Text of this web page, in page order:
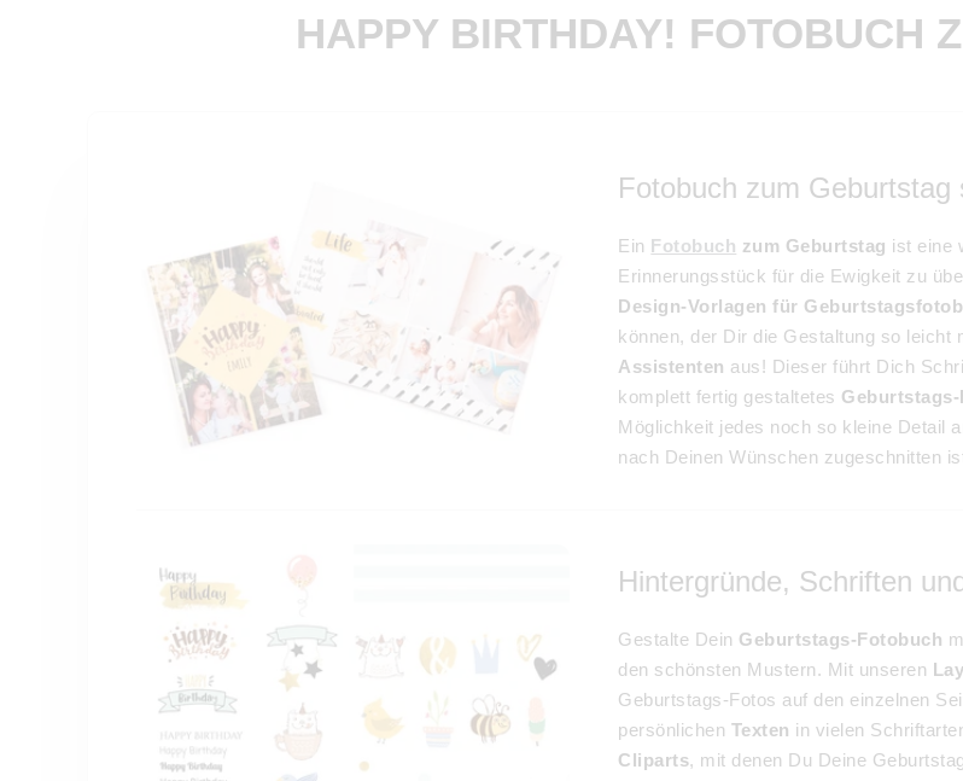
HAPPY BIRTHDAY! FOTOBUCH
Fotobuch zum Geburtstag
Ein Fotobuch zum Geburtstag ist eine
Erinnerungsstück für die Ewigkeit zu
Design-Vorlagen für
können, der Dir die Gestaltung so leicht
Assistenten aus! Dieser führt Dich
komplett fertig gestaltetes
Möglichkeit jedes noch so kleine Detail
nach Deinen Wünschen zugeschnitten
Hintergründe, Schriften
Gestalte Dein Geburtstags-Fotobuch
den schönsten Mustern. Mit unseren
Geburtstags-Fotos auf den einzelnen
persönlichen Texten in vielen
Cliparts, mit denen Du Deine